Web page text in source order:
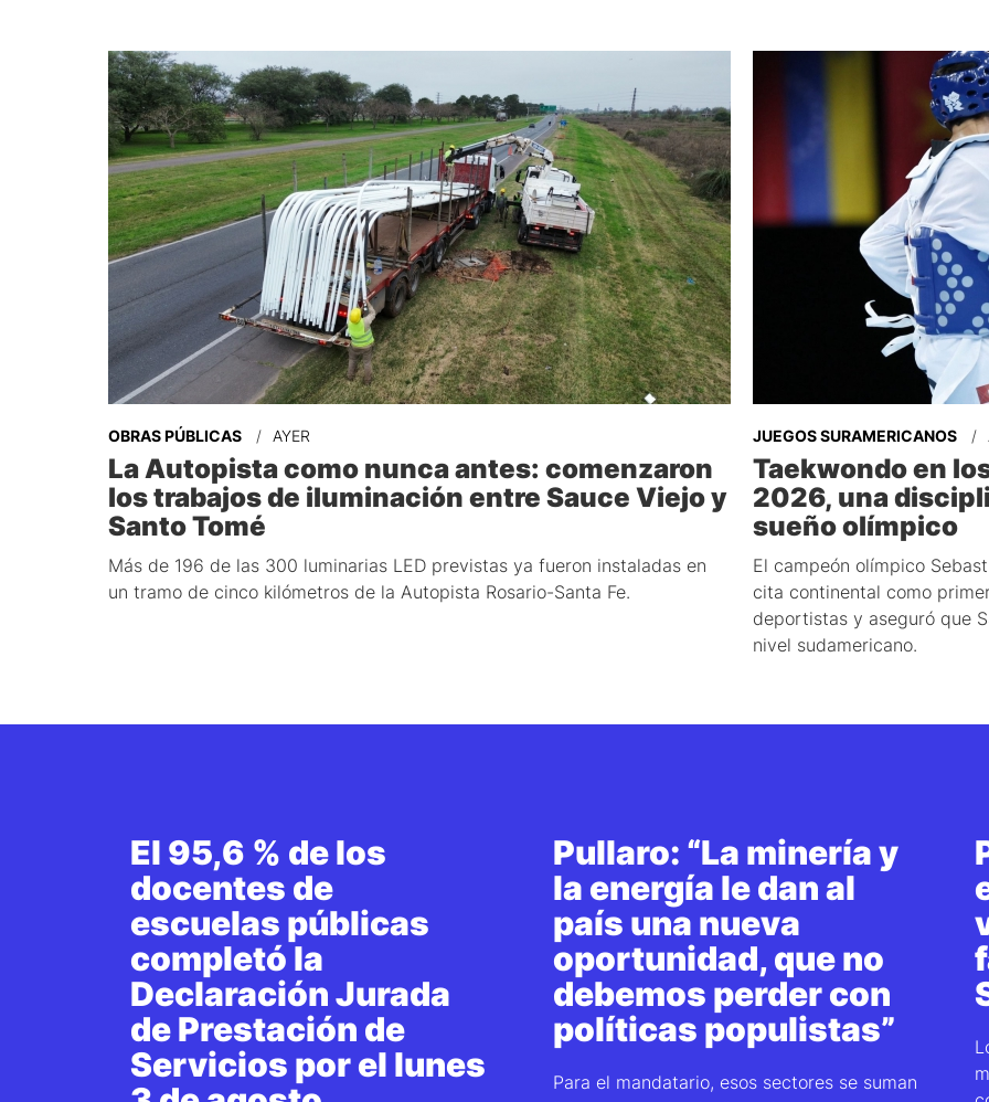
OBRAS PÚBLICAS AYER
La Autopista como nunca antes: comenzaron
los trabajos de iluminación entre Sauce Viejo y
Santo Tomé
Más de 196 de las 300 luminarias LED previstas ya fueron instaladas en
un tramo de cinco kilómetros de la Autopista Rosario-Santa Fe.
JUEGOS SURAMERICANOS
Taekwondo en
2026, una
sueño olímpico
El campeón olímpico
cita continental como
deportistas y aseguró que
nivel sudamericano.
El 95,6 % de los
docentes de
escuelas públicas
completó la
Declaración Jurada
de Prestación de
Servicios por el lunes
Pullaro: “La minería y
la energía le dan al
país una nueva
oportunidad, que no
debemos perder con
políticas populistas”
Para el mandatario, esos sectores se suman